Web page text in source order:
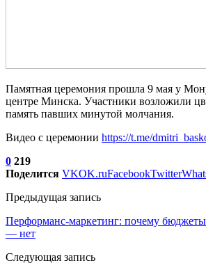
Памятная церемония прошла 9 мая у
центре Минска. Участники возложили
память павших минутой молчания.
Видео с церемонии https://t.me/
0 219
Поделится VKOK.ruFacebookTwitter
Предыдущая запись
Перформанс-маркетинг: почему бюджеты
— нет
Следующая запись